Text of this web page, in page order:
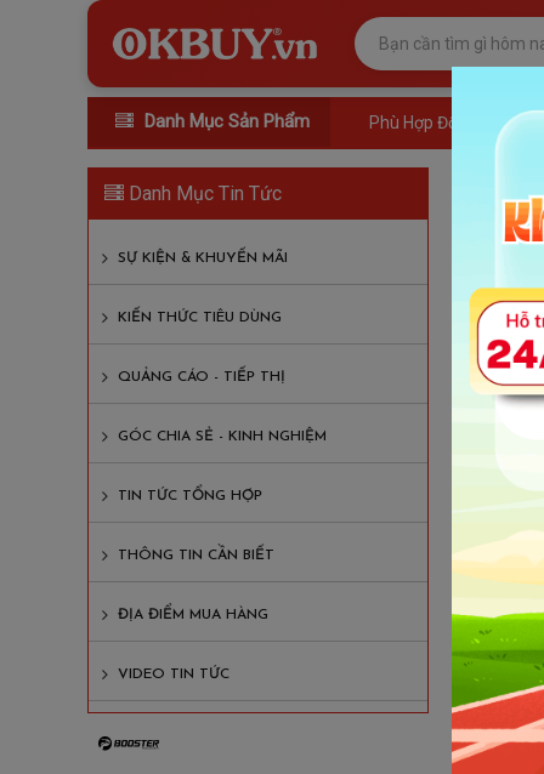
Danh Mục Sản Phẩm Phù Hợp Đối Tượng
Danh Mục Tin Tức
SỰ KIỆN & KHUYẾN MÃI
KIẾN THỨC TIÊU DÙNG
QUẢNG CÁO - TIẾP THỊ
GÓC CHIA SẺ - KINH NGHIỆM
TIN TỨC TỔNG HỢP
THÔNG TIN CẦN BIẾT
ĐỊA ĐIỂM MUA HÀNG
VIDEO TIN TỨC
Lượt
Nội
Máy
Máy
mệt
tiền,
mini
Ngoài